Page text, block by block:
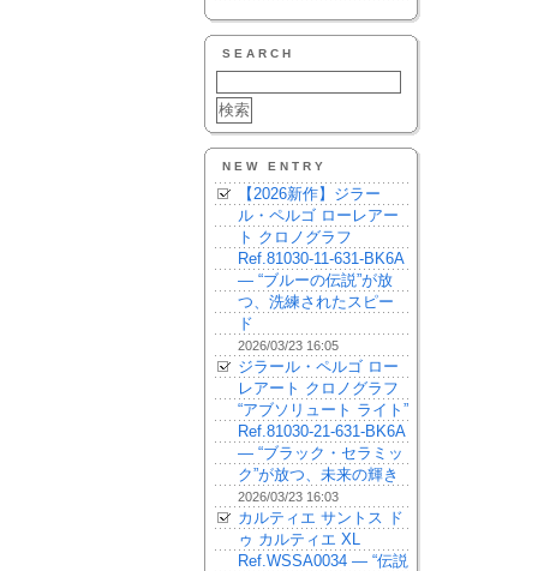
SEARCH
NEW ENTRY
【2026新作】ジラー
ル・ペルゴ ローレアー
ト クロノグラフ
Ref.81030-11-631-BK6A
— “ブルーの伝説”が放
つ、洗練されたスピー
ド
2026/03/23 16:05
ジラール・ペルゴ ロー
レアート クロノグラフ
“アブソリュート ライト”
Ref.81030-21-631-BK6A
— “ブラック・セラミッ
ク”が放つ、未来の輝き
2026/03/23 16:03
カルティエ サントス ド
ゥ カルティエ XL
Ref.WSSA0034 — “伝説